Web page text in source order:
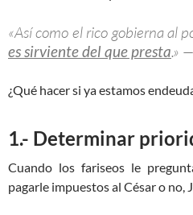
«Así como el rico gobierna al
es sirviente del que presta.» —
¿Qué hacer si ya estamos
1.- Determinar
Cuando los fariseos le
pagarle impuestos al César o no,